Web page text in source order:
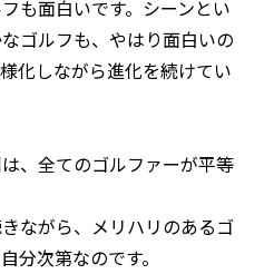
も面白いです。シーンとい
ゴルフも、やはり面白いの
化しながら進化を続けてい
、全てのゴルファーが平等
ながら、メリハリのあるゴ
分次第なのです。